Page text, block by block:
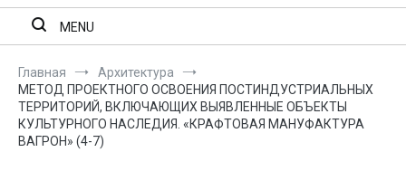
MENU
Главная
Архитектура
МЕТОД ПРОЕКТНОГО ОСВОЕНИЯ ПОСТИНДУСТРИАЛЬНЫХ
ТЕРРИТОРИЙ, ВКЛЮЧАЮЩИХ ВЫЯВЛЕННЫЕ ОБЪЕКТЫ
КУЛЬТУРНОГО НАСЛЕДИЯ. «КРАФТОВАЯ МАНУФАКТУРА
ВАГРОН» (4-7)